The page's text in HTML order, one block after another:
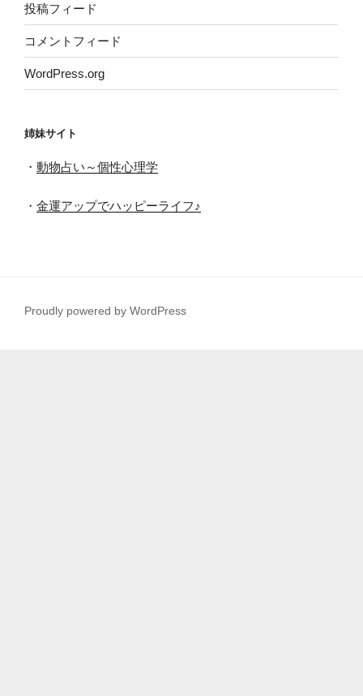
投稿フィード
コメントフィード
WordPress.org
姉妹サイト
・ 動物占い～個性心理学
・ 金運アップでハッピーライフ♪
Proudly powered by WordPress